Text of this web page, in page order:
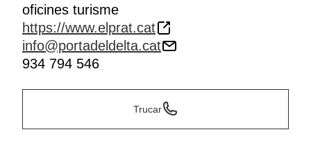
oficines turisme
https://www.elprat.cat
info@portadeldelta.cat
934 794 546
Trucar